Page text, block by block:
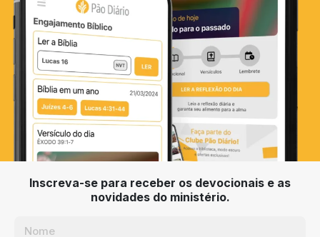
Inscreva-se para receber os devocionais e as
novidades do ministério.